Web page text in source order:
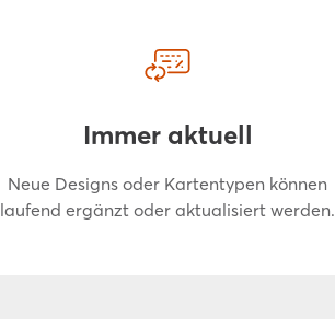
Immer aktuell
Neue Designs oder Kartentypen können
laufend ergänzt oder aktualisiert werden.